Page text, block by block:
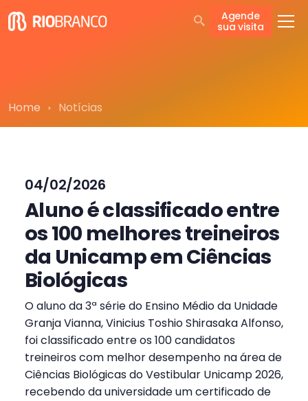
Agende
sua visita
Home Notícias
04/02/2026
Aluno é classificado entre
os 100 melhores treineiros
da Unicamp em Ciências
Biológicas
O aluno da 3ª série do Ensino Médio da Unidade
Granja Vianna, Vinicius Toshio Shirasaka Alfonso,
foi classificado entre os 100 candidatos
treineiros com melhor desempenho na área de
Ciências Biológicas do Vestibular Unicamp 2026,
recebendo da universidade um certificado de